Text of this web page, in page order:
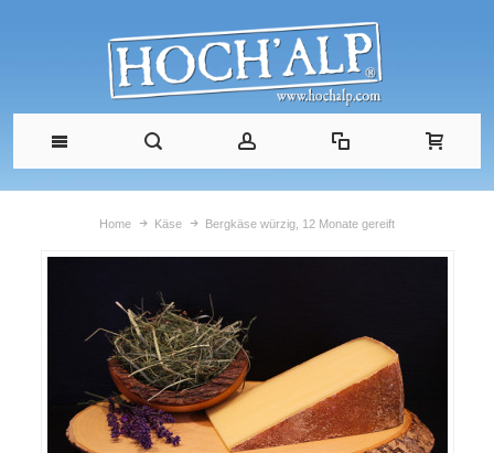
Home Käse Bergkäse würzig, 12 Monate gereift